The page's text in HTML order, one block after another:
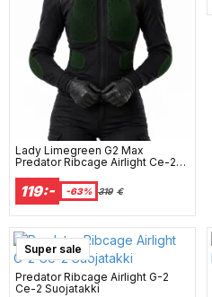
Lady Limegreen G2 Max
Predator Ribcage Airlight Ce-2
119:- -63% 319 €
Super sale
Predator Ribcage Airlight G-2
Ce-2 Suojatakki